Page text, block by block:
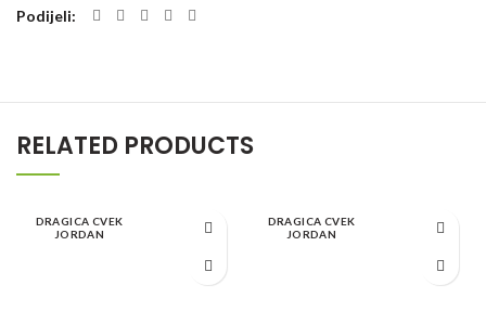
Podijeli
RELATED PRODUCTS
DRAGICA CVEK
JORDAN
DRAGICA CVEK
JORDAN